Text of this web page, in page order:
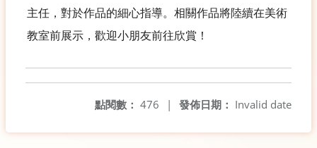
主任，對於作品的細心指導。相關作品將陸續在美術
教室前展示，歡迎小朋友前往欣賞！
發佈日期： Invalid date
點閱數： 476 |